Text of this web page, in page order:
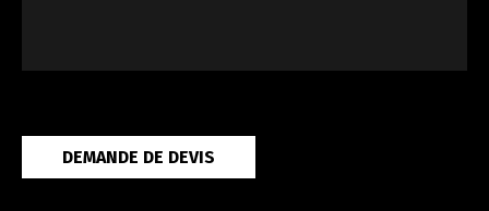
DEMANDE DE DEVIS